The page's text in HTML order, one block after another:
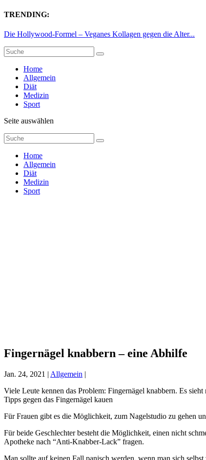
TRENDING:
Die Hollywood-Formel – Veganes Kollagen gegen die Alter...
Home
Allgemein
Diät
Medizin
Sport
Seite auswählen
Home
Allgemein
Diät
Medizin
Sport
Fingernägel knabbern – eine Abhilfe
Jan. 24, 2021 | Allgemein |
Viele Leute kennen das Problem: Fingernägel knabbern. Es
Tipps gegen das Fingernägel kauen
Für Frauen gibt es die Möglichkeit, zum Nagelstudio zu gehen
Für beide Geschlechter besteht die Möglichkeit, einen nicht
Apotheke nach “Anti-Knabber-Lack” fragen.